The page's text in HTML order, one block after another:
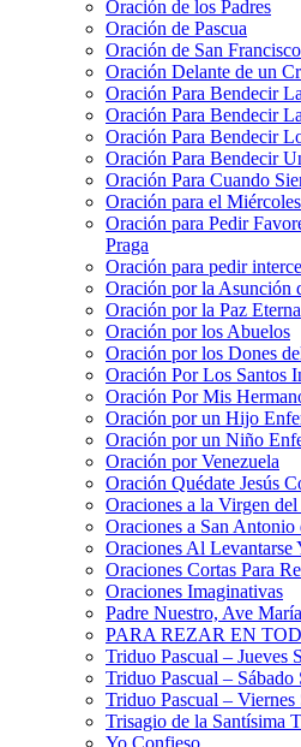
Oración de los Padres
Oración de Pascua
Oración de San
Oración Delante de un
Oración Para Bendecir
Oración Para Bendecir
Oración Para Bendecir
Oración Para Bendecir
Oración Para Cuando
Oración para el
Oración para Pedir
Praga
Oración para pedir
Oración por la Asunción
Oración por la Paz Eterna
Oración por los Abuelos
Oración por los Dones
Oración Por Los Santos
Oración Por Mis
Oración por un Hijo
Oración por un Niño
Oración por Venezuela
Oración Quédate Jesús
Oraciones a la Virgen del
Oraciones a San Antonio
Oraciones Al Levantarse
Oraciones Cortas Para
Oraciones Imaginativas
Padre Nuestro, Ave
PARA REZAR EN
Triduo Pascual – Jueves
Triduo Pascual – Sábado
Triduo Pascual – Viernes
Trisagio de la Santísima